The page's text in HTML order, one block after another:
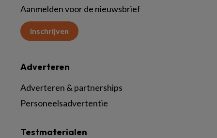
Aanmelden voor de nieuwsbrief
Inschrijven
Testmaterialen
Adverteren
Adverteren & partnerships
Personeelsadvertentie